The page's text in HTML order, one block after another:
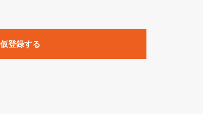
ス（名称や内容が変更された場合、変更後のサービスを含
るイベントやキャンペーンをいいます。
」「EnterpriseZine」「ECzine」「Biz/Zine」「HRzine」
仮登録する